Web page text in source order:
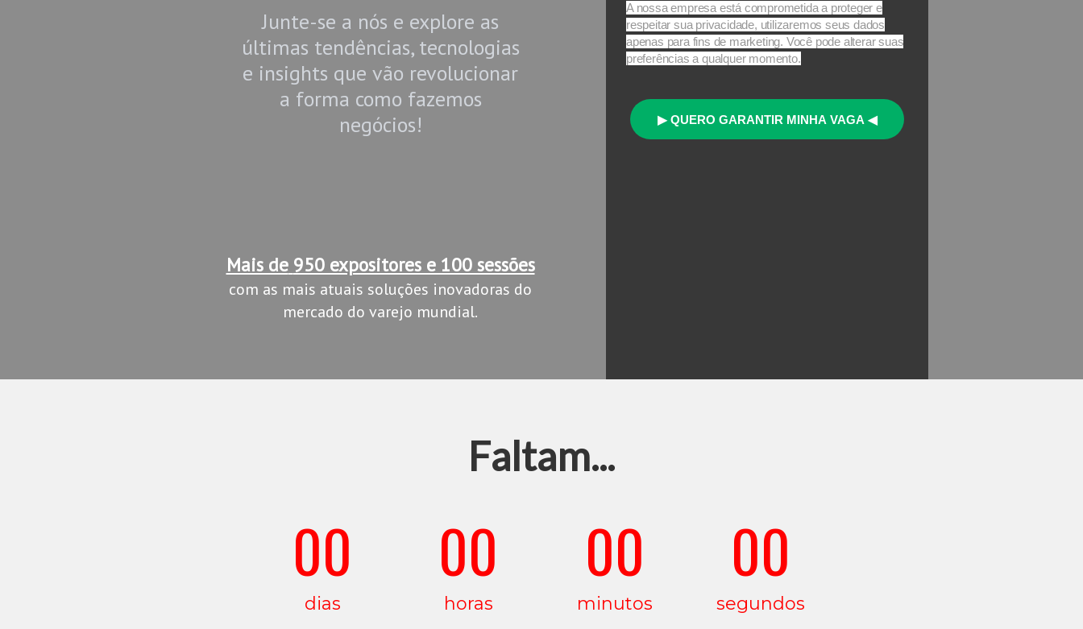
Junte-se a nós e explore as
últimas tendências, tecnologias
e insights que vão revolucionar
a forma como fazemos
negócios!
Mais de 950 expositores e 100 sessões
com as mais atuais soluções inovadoras do
mercado do varejo mundial.
A nossa empresa está comprometida a proteger e
respeitar sua privacidade, utilizaremos seus dados
apenas para fins de marketing. Você pode alterar suas
preferências a qualquer momento.
▶ QUERO GARANTIR MINHA VAGA ◀
Faltam...
00
dias
00
horas
00
minutos
00
segundos